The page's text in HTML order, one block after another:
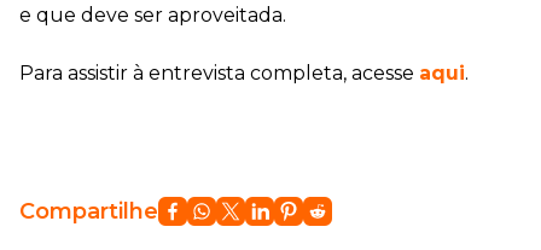
e que deve ser aproveitada.
Para assistir à entrevista completa, acesse aqui.
Compartilhe